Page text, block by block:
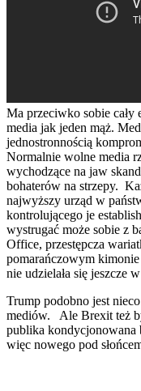
Ma przeciwko sobie cały
media jak jeden mąż.
jednostronnością
Normalnie wolne media
wychodzące na jaw
bohaterów na strzepy.
najwyższy urząd w
kontrolującego je
wystrugać może sobie z
Office, przestępcza
pomarańczowym kimonie
nie udzielała się jeszcze
Trump podobno jest
mediów. Ale Brexit też
publika
więc nowego pod